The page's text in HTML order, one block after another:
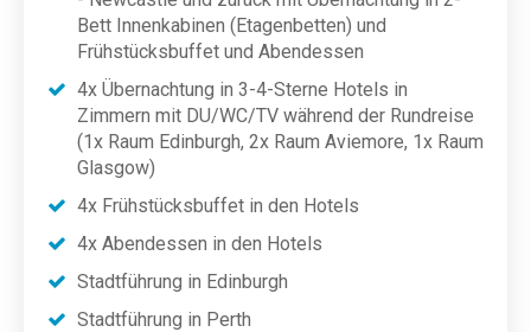
Bett Innenkabinen (Etagenbetten) und
Frühstücksbuffet und Abendessen
4x Übernachtung in 3-4-Sterne Hotels in
Zimmern mit DU/WC/TV während der Rundreise
(1x Raum Edinburgh, 2x Raum Aviemore, 1x Raum
Glasgow)
4x Frühstücksbuffet in den Hotels
4x Abendessen in den Hotels
Stadtführung in Edinburgh
Stadtführung in Perth